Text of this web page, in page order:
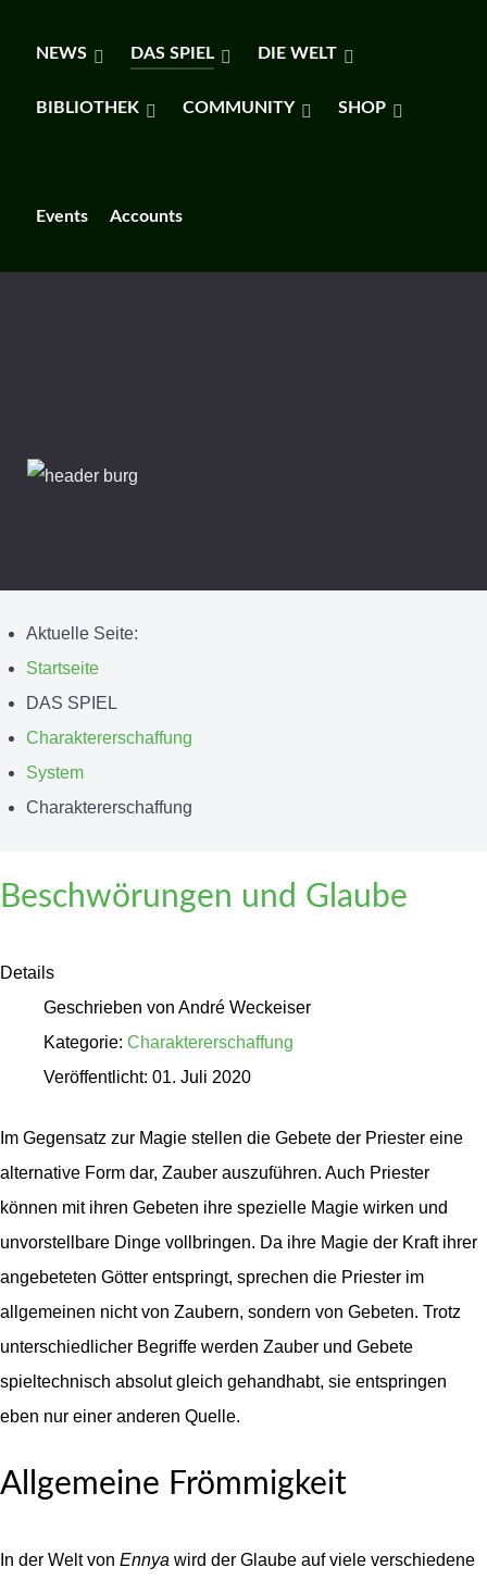
NEWS DAS SPIEL DIE WELT
BIBLIOTHEK COMMUNITY SHOP
Events Accounts
Aktuelle Seite:
Startseite
DAS SPIEL
Charaktererschaffung
System
Charaktererschaffung
Beschwörungen und Glaube
Details
Geschrieben von André Weckeiser
Kategorie: Charaktererschaffung
Veröffentlicht: 01. Juli 2020
Im Gegensatz zur Magie stellen die Gebete der Priester eine
alternative Form dar, Zauber auszuführen. Auch Priester
können mit ihren Gebeten ihre spezielle Magie wirken und
unvorstellbare Dinge vollbringen. Da ihre Magie der Kraft ihrer
angebeteten Götter entspringt, sprechen die Priester im
allgemeinen nicht von Zaubern, sondern von Gebeten. Trotz
unterschiedlicher Begriffe werden Zauber und Gebete
spieltechnisch absolut gleich gehandhabt, sie entspringen
eben nur einer anderen Quelle.
Allgemeine Frömmigkeit
In der Welt von Ennya wird der Glaube auf viele verschiedene